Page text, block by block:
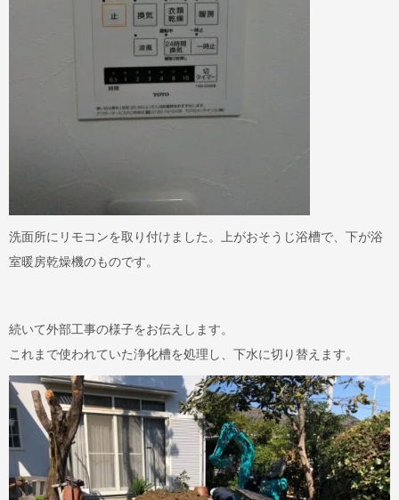
洗面所にリモコンを取り付けました。上がおそうじ浴槽で、下が浴
室暖房乾燥機のものです。
続いて外部工事の様子をお伝えします。
これまで使われていた浄化槽を処理し、下水に切り替えます。